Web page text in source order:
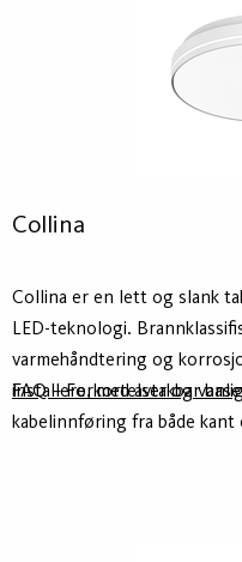
Collina
Collina er en lett og slank
LED-teknologi.
varmehåndtering og
installere, med avtakbar
kabelinnføring fra både
FAQ – Forkortelser og